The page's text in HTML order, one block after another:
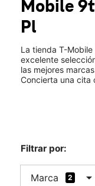
Jue.: 10:00
1830 NW 9th St
Mobile
Pl
La tienda T-
excelente
las mejores
Concierta una cita
Filtrar por:
Marca 2 arrow_drop_down